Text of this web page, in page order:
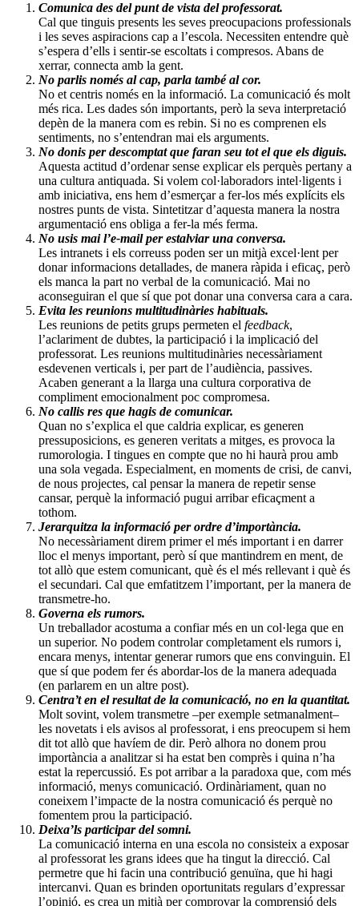
Comunica des del punt de vista del professorat.
Cal que tinguis presents les seves preocupacions professionals
i les seves aspiracions cap a l’escola. Necessiten entendre què
s’espera d’ells i sentir-se escoltats i compresos. Abans de
xerrar, connecta amb la gent.
No parlis només al cap, parla també al cor.
No et centris només en la informació. La comunicació és molt
més rica. Les dades són importants, però la seva interpretació
depèn de la manera com es rebin. Si no es comprenen els
sentiments, no s’entendran mai els arguments.
No donis per descomptat que faran seu tot el que els diguis.
Aquesta actitud d’ordenar sense explicar els perquès pertany a
una cultura antiquada. Si volem col·laboradors intel·ligents i
amb iniciativa, ens hem d’esmerçar a fer-los més explícits els
nostres punts de vista. Sintetitzar d’aquesta manera la nostra
argumentació ens obliga a fer-la més ferma.
No usis mai l’e-mail per estalviar una conversa.
Les intranets i els correuss poden ser un mitjà excel·lent per
donar informacions detallades, de manera ràpida i eficaç, però
els manca la part no verbal de la comunicació. Mai no
aconseguiran el que sí que pot donar una conversa cara a cara.
Evita les reunions multitudinàries habituals.
Les reunions de petits grups permeten el feedback,
l’aclariment de dubtes, la participació i la implicació del
professorat. Les reunions multitudinàries necessàriament
esdevenen verticals i, per part de l’audiència, passives.
Acaben generant a la llarga una cultura corporativa de
compliment emocionalment poc compromesa.
No callis res que hagis de comunicar.
Quan no s’explica el que caldria explicar, es generen
pressuposicions, es generen veritats a mitges, es provoca la
rumorologia. I tingues en compte que no hi haurà prou amb
una sola vegada. Especialment, en moments de crisi, de canvi,
de nous projectes, cal pensar la manera de repetir sense
cansar, perquè la informació pugui arribar eficaçment a
tothom.
Jerarquitza la informació per ordre d’importància.
No necessàriament direm primer el més important i en darrer
lloc el menys important, però sí que mantindrem en ment, de
tot allò que estem comunicant, què és el més rellevant i què és
el secundari. Cal que emfatitzem l’important, per la manera de
transmetre-ho.
Governa els rumors.
Un treballador acostuma a confiar més en un col·lega que en
un superior. No podem controlar completament els rumors i,
encara menys, intentar generar rumors que ens convinguin. El
que sí que podem fer és abordar-los de la manera adequada
(en parlarem en un altre post).
Centra’t en el resultat de la comunicació, no en la quantitat.
Molt sovint, volem transmetre –per exemple setmanalment–
les novetats i els avisos al professorat, i ens preocupem si hem
dit tot allò que havíem de dir. Però alhora no donem prou
importància a analitzar si ha estat ben comprès i quina n’ha
estat la repercussió. Es pot arribar a la paradoxa que, com més
informació, menys comunicació. Ordinàriament, quan no
coneixem l’impacte de la nostra comunicació és perquè no
fomentem prou la participació.
Deixa’ls participar del somni.
La comunicació interna en una escola no consisteix a exposar
al professorat les grans idees que ha tingut la direcció. Cal
permetre que hi facin una contribució genuïna, que hi hagi
intercanvi. Quan es brinden oportunitats regulars d’expressar
l’opinió, es crea un mitjà per comprovar la comprensió dels